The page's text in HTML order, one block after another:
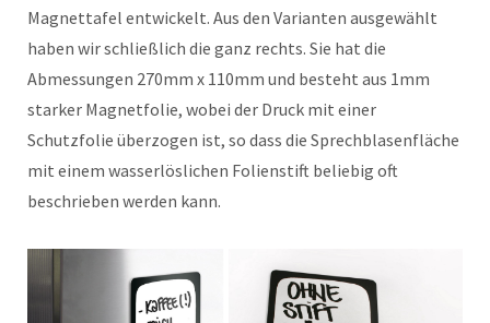
Magnettafel entwickelt. Aus den Varianten ausgewählt
haben wir schließlich die ganz rechts. Sie hat die
Abmessungen 270mm x 110mm und besteht aus 1mm
starker Magnetfolie, wobei der Druck mit einer
Schutzfolie überzogen ist, so dass die Sprechblasenfläche
mit einem wasserlöslichen Folienstift beliebig oft
beschrieben werden kann.